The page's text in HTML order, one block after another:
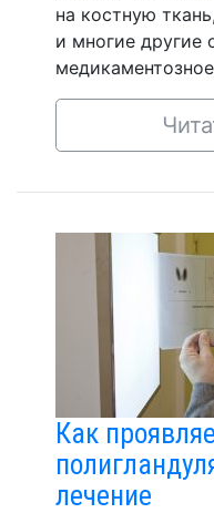
на костную
и многие другие
Как
лечение